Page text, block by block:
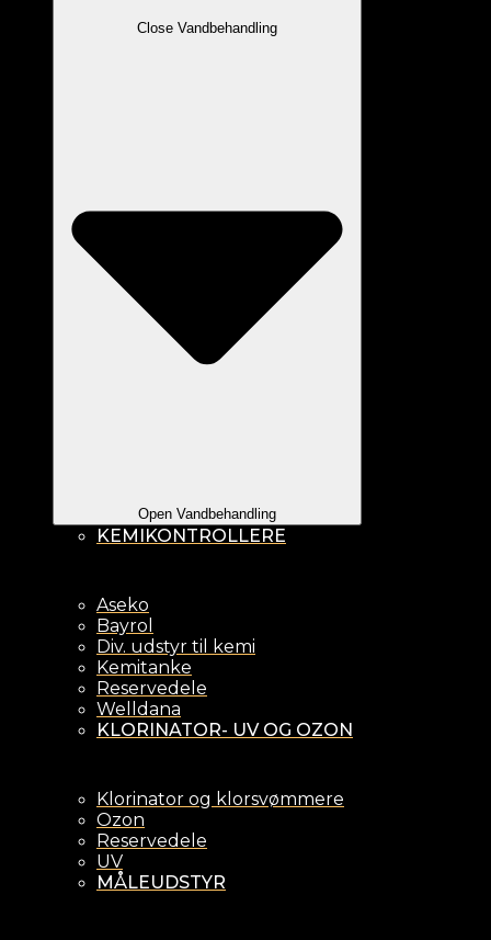
Close Vandbehandling
Open Vandbehandling
KEMIKONTROLLERE
Aseko
Bayrol
Div. udstyr til kemi
Kemitanke
Reservedele
Welldana
KLORINATOR- UV OG OZON
Klorinator og klorsvømmere
Ozon
Reservedele
UV
MÅLEUDSTYR